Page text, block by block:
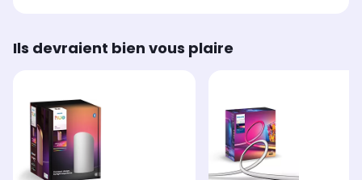
Ils devraient bien vous plaire